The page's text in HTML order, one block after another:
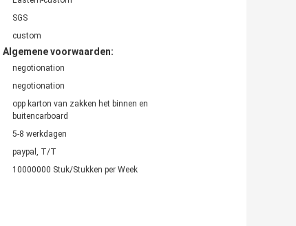
SGS
custom
Algemene voorwaarden:
negotionation
negotionation
opp karton van zakken het binnen en
buitencarboard
5-8 werkdagen
paypal, T/T
10000000 Stuk/Stukken per Week